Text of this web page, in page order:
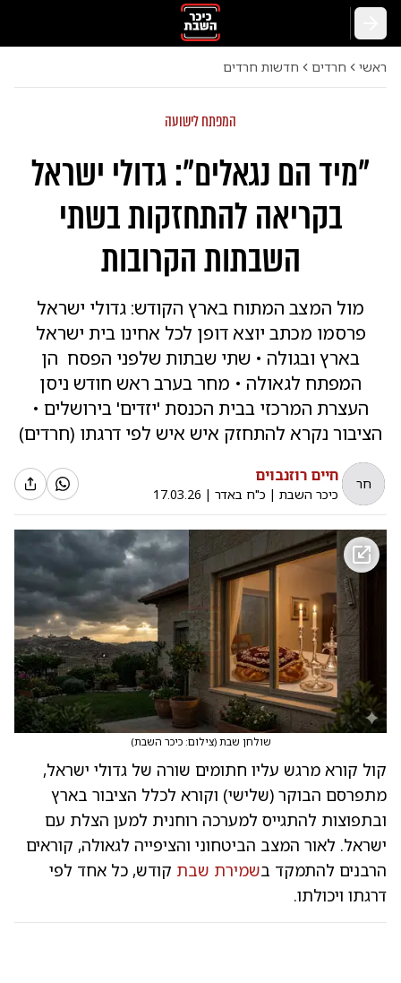
ראשי חרדים חדשות חרדים
המפתח לישועה
"מיד הם נגאלים": גדולי ישראל
בקריאה להתחזקות בשתי
השבתות הקרובות
מול המצב המתוח בארץ הקודש: גדולי ישראל
פרסמו מכתב יוצא דופן לכל אחינו בית ישראל
בארץ ובגולה • שתי שבתות שלפני הפסח הן
המפתח לגאולה • מחר בערב ראש חודש ניסן
העצרת המרכזי בבית הכנסת 'יזדים' בירושלים •
הציבור נקרא להתחזק איש איש לפי דרגתו (חרדים)
חר חיים רוזנבוים
כיכר השבת | כ"ח באדר |
17.03.26
שולחן שבת (צילום: כיכר השבת)
קול קורא מרגש עליו חתומים שורה של גדולי ישראל,
מתפרסם הבוקר (שלישי) וקורא לכלל הציבור בארץ
ובתפוצות להתגייס למערכה רוחנית למען הצלת עם
ישראל. לאור המצב הביטחוני והציפייה לגאולה, קוראים
הרבנים להתמקד בשמירת שבת קודש, כל אחד לפי
דרגתו ויכולתו.